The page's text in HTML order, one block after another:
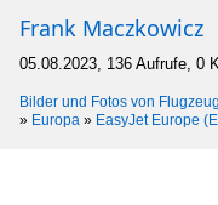
Frank Maczkowicz
05.08.2023, 136 Aufrufe, 0
Bilder und Fotos von
» Europa » EasyJet Europe